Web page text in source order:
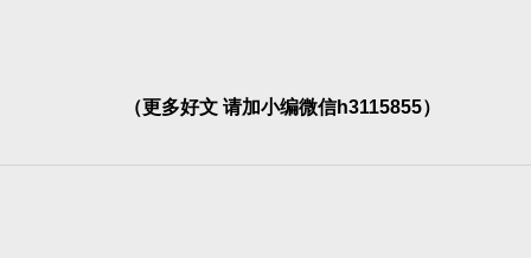
（更多好文 请加小编微信h3115855）